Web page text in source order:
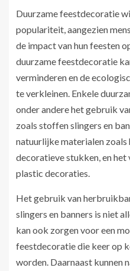
Duurzame feestdecoratie
populariteit, aangezien
de impact van hun feesten
duurzame feestdecoratie
verminderen en de
te verkleinen. Enkele
onder andere het gebruik
zoals stoffen slingers en
natuurlijke materialen
decoratieve stukken, en
plastic decoraties.
Het gebruik van
slingers en banners is niet
kan ook zorgen voor een
feestdecoratie die keer op
worden. Daarnaast kunnen